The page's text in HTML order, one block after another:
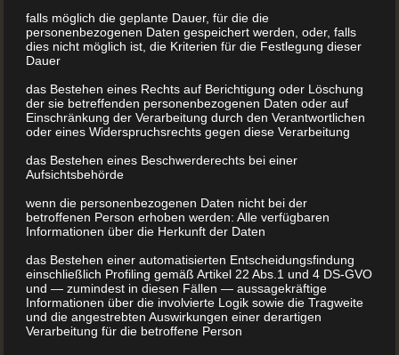
nicht fremd. Gemeinsam mit anderen Bürgern hatte er
bereits zuvor „Wallfahrtsspiegel“ hergestellt. Doch ihre
Marktreife erreichte die Erfindung von Johannes
Gutenberg wohl erst in Mainz. Dort hatte sich der Herr
über Lettern und Druckfarbe um 1445 niedergelassen.
Mit geliehenem Geld gründete er in Mainz, als eine Art
frühneuzeitliches Start-up, eine Druckerei. Auch einen
Buchdrucks zum Abschluss zu bringen.
Die Gutenberg-Bibel
Zwischen 1452 und 1454 entstand in dieser Druckerei das
Meisterwerk von Johannes Gutenberg, die sogenannte
falls möglich die geplante Dauer, für die die
personenbezogenen Daten gespeichert werden, oder, falls
dies nicht möglich ist, die Kriterien für die Festlegung dieser
Dauer
das Bestehen eines Rechts auf Berichtigung oder Löschung
der sie betreffenden personenbezogenen Daten oder auf
Einschränkung der Verarbeitung durch den Verantwortlichen
oder eines Widerspruchsrechts gegen diese Verarbeitung
das Bestehen eines Beschwerderechts bei einer
Aufsichtsbehörde
wenn die personenbezogenen Daten nicht bei der
betroffenen Person erhoben werden: Alle verfügbaren
Informationen über die Herkunft der Daten
das Bestehen einer automatisierten Entscheidungsfindung
einschließlich Profiling gemäß Artikel 22 Abs.1 und 4 DS-GVO
und — zumindest in diesen Fällen — aussagekräftige
Informationen über die involvierte Logik sowie die Tragweite
und die angestrebten Auswirkungen einer derartigen
Verarbeitung für die betroffene Person